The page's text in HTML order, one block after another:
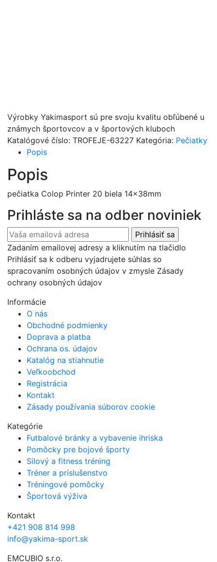
Výrobky Yakimasport sú pre svoju kvalitu obľúbené u
známych športovcov a v športových kluboch
Katalógové číslo: TROFEJE-63227 Kategória: Pečiatky
Popis
Popis
pečiatka Colop Printer 20 biela 14x38mm
Prihláste sa na odber noviniek
Zadaním emailovej adresy a kliknutím na tlačidlo
Prihlásiť sa k odberu vyjadrujete súhlas so
spracovaním osobných údajov v zmysle Zásady
ochrany osobných údajov
Informácie
O nás
Obchodné podmienky
Doprava a platba
Ochrana os. údajov
Katalóg na stiahnutie
Veľkoobchod
Registrácia
Kontakt
Zásady používania súborov cookie
Kategórie
Futbalové bránky a vybavenie ihriska
Pomôcky pre bojové športy
Silový a fitness tréning
Tréner a príslušenstvo
Tréningové pomôcky
Športová výživa
Kontakt
+421 908 814 998
info@yakima-sport.sk
EMCUBIO s.r.o.